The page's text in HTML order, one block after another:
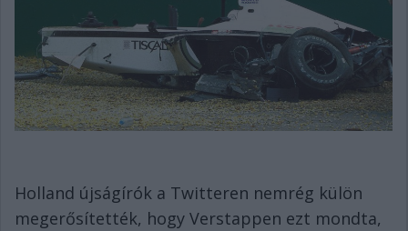
Holland újságírók a Twitteren nemrég külön
megerősítették, hogy Verstappen ezt mondta,